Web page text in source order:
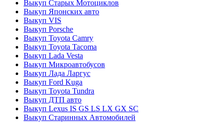
Выкуп Старых Мотоциклов
Выкуп Японских авто
Выкуп VIS
Выкуп Porsche
Выкуп Toyota Camry
Выкуп Toyota Tacoma
Выкуп Lada Vesta
Выкуп Микроавтобусов
Выкуп Лада Ларгус
Выкуп Ford Kuga
Выкуп Toyota Tundra
Выкуп ДТП авто
Выкуп Lexus IS GS LS LX GX SC
Выкуп Старинных Автомобилей